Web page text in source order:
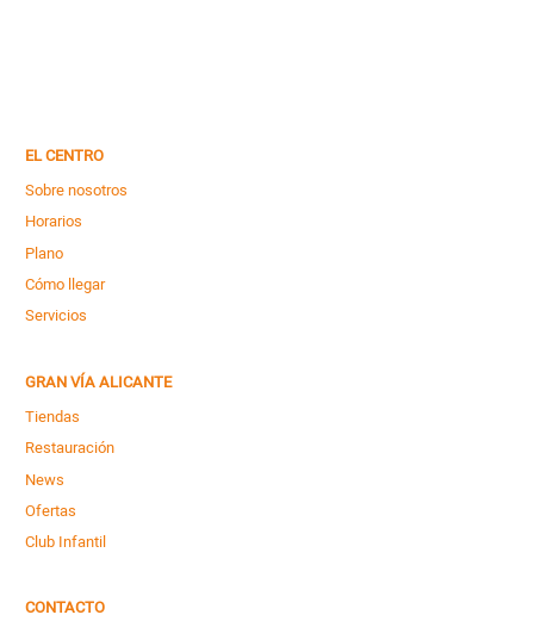
EL CENTRO
Sobre nosotros
Horarios
Plano
Cómo llegar
Servicios
GRAN VÍA ALICANTE
Tiendas
Restauración
News
Ofertas
Club Infantil
CONTACTO